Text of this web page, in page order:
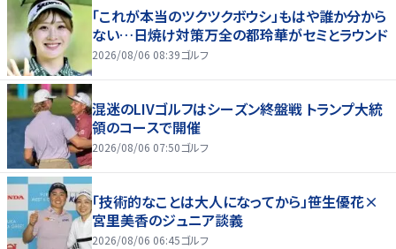
「これが本当のツクツクボウシ」もはや誰か分から
ない…日焼け対策万全の都玲華がセミとラウンド
2026/08/06 08:39ゴルフ
混迷のLIVゴルフはシーズン終盤戦 トランプ大統
領のコースで開催
2026/08/06 07:50ゴルフ
「技術的なことは大人になってから」笹生優花×
宮里美香のジュニア談義
2026/08/06 06:45ゴルフ